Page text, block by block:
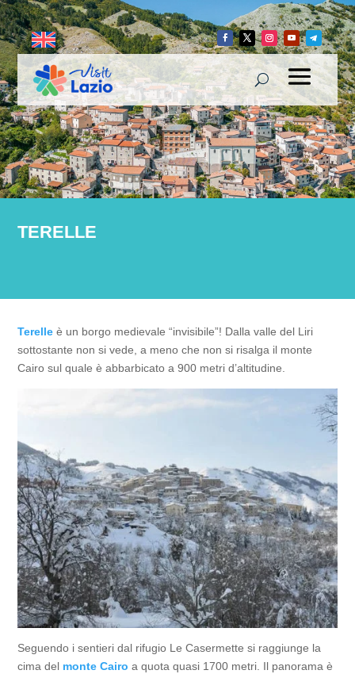
TERELLE
Terelle è un borgo medievale “invisibile”! Dalla valle del Liri
sottostante non si vede, a meno che non si risalga il monte
Cairo sul quale è abbarbicato a 900 metri d’altitudine.
Seguendo i sentieri dal rifugio Le Casermette si raggiunge la
cima del monte Cairo a quota quasi 1700 metri. Il panorama è